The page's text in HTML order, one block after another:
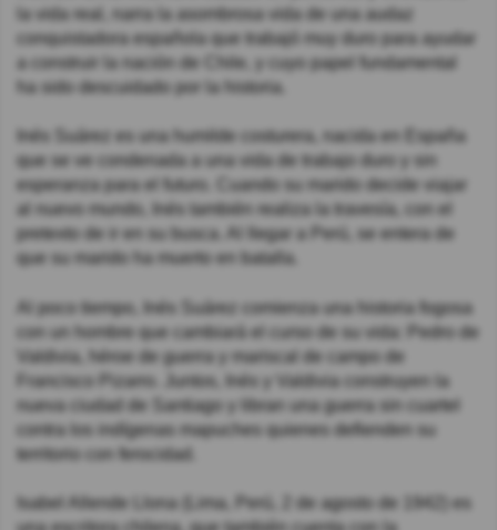
la vida real, narra la asombrosa vida de una audaz
conquistadora española que trabajó muy duro para ayudar
a construir la nación de Chile, y cuyo papel fundamental
ha sido descuidado por la historia.
Inés Suárez es una humilde costurera, nacida en España
que se ve condenada a una vida de trabajo duro y sin
esperanza para el futuro. Cuando su marido decide viajar
al nuevo mundo, Inés también realiza la travesía, con el
pretexto de ir en su busca. Al llegar a Perú, se entera de
que su marido ha muerto en batalla.
Al poco tiempo, Inés Suárez comienza una historia fogosa
con un hombre que cambiará el curso de su vida: Pedro de
Valdivia, héroe de guerra y mariscal de campo de
Francisco Pizarro. Juntos, Inés y Valdivia construyen la
nueva ciudad de Santiago y libran una guerra sin cuartel
contra los indígenas mapuches quienes defienden su
territorio con ferocidad.
Isabel Allende Llona (Lima, Perú, 2 de agosto de 1942) es